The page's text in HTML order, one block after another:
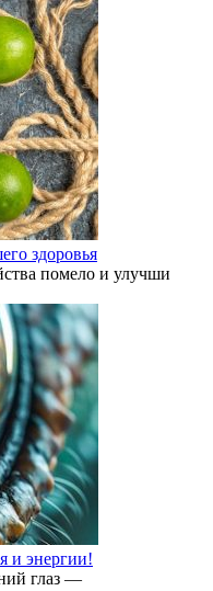
здоровья
помело и улучши
и энергии!
глаз —